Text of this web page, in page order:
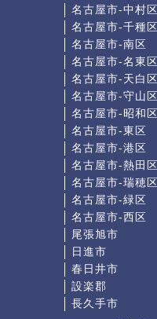
名古屋市-中村区
名古屋市-千種区
名古屋市-南区
名古屋市-名東区
名古屋市-天白区
名古屋市-守山区
名古屋市-昭和区
名古屋市-東区
名古屋市-港区
名古屋市-熱田区
名古屋市-瑞穂区
名古屋市-緑区
名古屋市-西区
尾張旭市
日進市
春日井市
設楽郡
長久手市